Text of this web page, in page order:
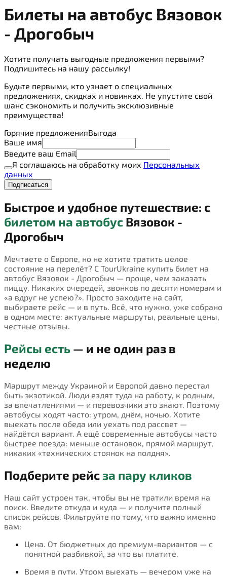
Билеты на автобус Вязовок
- Дрогобыч
Хотите получать выгодные предложения первыми?
Подпишитесь на нашу рассылку!
Будьте первыми, кто узнает о специальных
предложениях, скидках и новинках. Не упустите свой
шанс сэкономить и получить эксклюзивные
преимущества!
Горячие предложенияВыгода
Ваше имя
Введите ваш Email
Я соглашаюсь на обработку моих Персональных
данных
Подписаться
Быстрое и удобное путешествие: с
билетом на автобус Вязовок -
Дрогобыч
Мечтаете о Европе, но не хотите тратить целое
состояние на перелёт? С TourUkraine купить билет на
автобус Вязовок - Дрогобыч — проще, чем заказать
пиццу. Никаких очередей, звонков по десяти номерам и
«а вдруг не успею?». Просто заходите на сайт,
выбираете рейс — и в путь. Всё, что нужно, уже собрано
в одном месте: актуальные маршруты, реальные цены,
честные отзывы.
Рейсы есть — и не один раз в
неделю
Маршрут между Украиной и Европой давно перестал
быть экзотикой. Люди ездят туда на работу, к родным,
за впечатлениями — и перевозчики это знают. Поэтому
автобусы ходят часто: утром, днём, ночью. Хотите
выехать после обеда или уехать под рассвет —
найдётся вариант. А ещё современные автобусы часто
быстрее поезда: меньше остановок, прямой маршрут,
никаких «технических стоянок на полдня».
Подберите рейсза пару кликов
Наш сайт устроен так, чтобы вы не тратили время на
поиск. Введите откуда и куда — и получите полный
список рейсов. Фильтруйте по тому, что важно именно
вам:
Цена. От бюджетных до премиум-вариантов — с
понятной разбивкой, за что вы платите.
Время в пути. Утром выехать — вечером уже на